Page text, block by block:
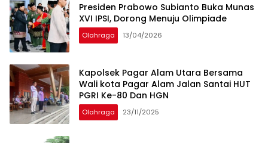
Presiden Prabowo Subianto Buka Munas
XVI IPSI, Dorong Menuju Olimpiade
Olahraga 13/04/2026
Kapolsek Pagar Alam Utara Bersama
Wali kota Pagar Alam Jalan Santai HUT
PGRI Ke-80 Dan HGN
Olahraga 23/11/2025